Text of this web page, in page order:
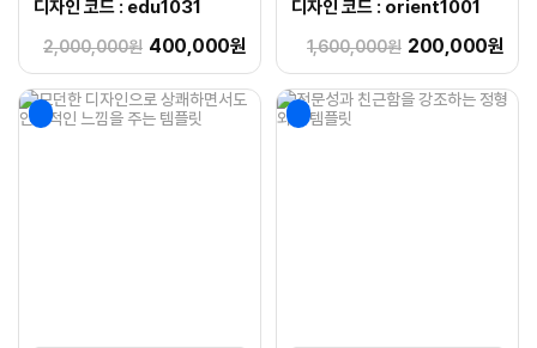
디자인 코드 : edu1031
2,000,000원 400,000원
디자인 코드 : orient1001
1,600,000원 200,000원